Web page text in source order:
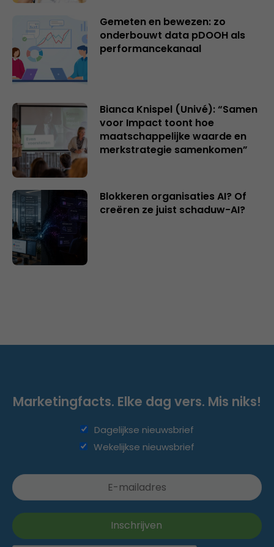
Gemeten en bewezen: zo
onderbouwt data pDOOH als
performancekanaal
Bianca Knispel (Univé): “Samen
voor Impact toont hoe
maatschappelijke waarde en
merkstrategie samenkomen”
Blokkeren organisaties AI? Of
creëren ze juist schaduw-AI?
Marketingfacts. Elke dag vers. Mis niks!
Dagelijkse nieuwsbrief
Wekelijkse nieuwsbrief